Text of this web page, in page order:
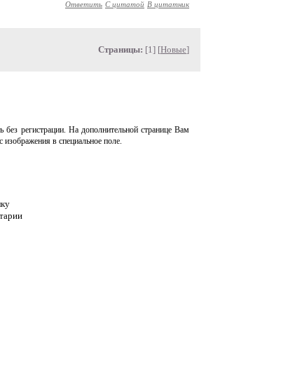
Ответить С цитатой В цитатник
Страницы: [1] [Новые]
регистрации. На дополнительной странице Вам
в специальное поле.